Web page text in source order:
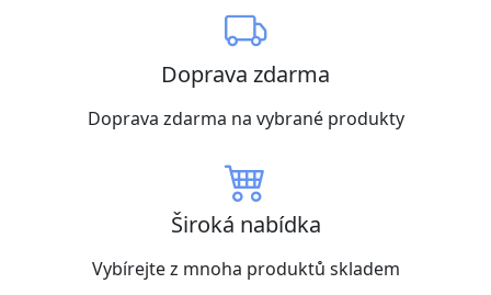
Doprava zdarma
Doprava zdarma na vybrané produkty
Široká nabídka
Vybírejte z mnoha produktů skladem